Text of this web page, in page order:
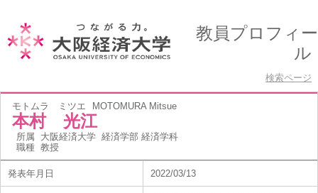
教員プロフィー
ル
検索ページ
モトムラ ミツエ MOTOMURA Mitsue
本村 光江
所属 大阪経済大学 経済学部 経済学科
職種 教授
発表年月日 2022/03/13